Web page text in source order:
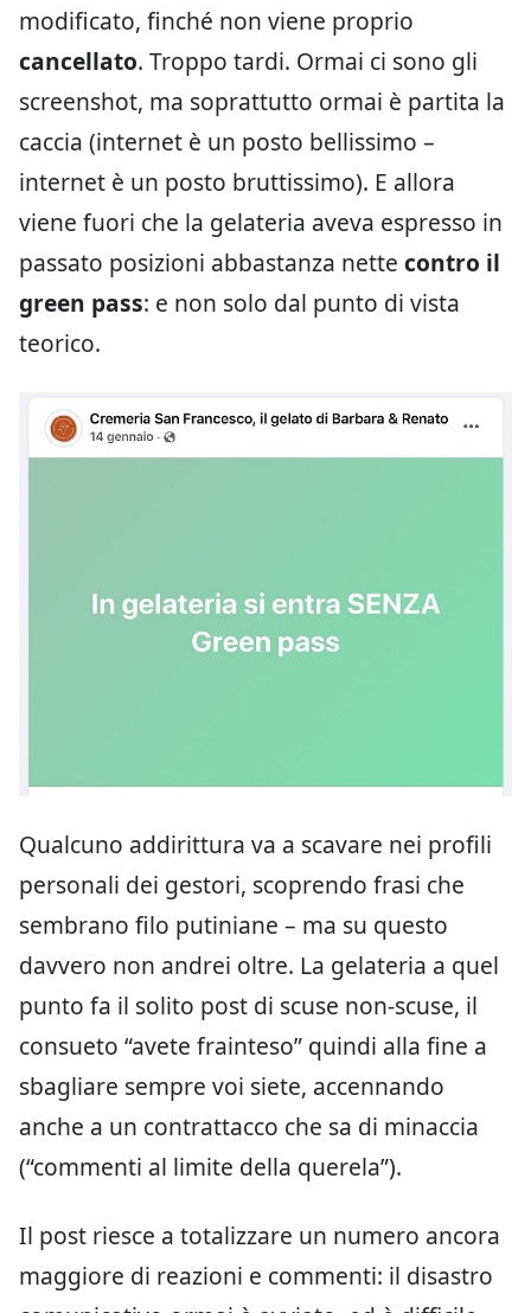
modificato, finché non viene proprio
cancellato. Troppo tardi. Ormai ci sono gli
screenshot, ma soprattutto ormai è partita la
caccia (internet è un posto bellissimo –
internet è un posto bruttissimo). E allora
viene fuori che la gelateria aveva espresso in
passato posizioni abbastanza nette contro il
green pass: e non solo dal punto di vista
teorico.
Qualcuno addirittura va a scavare nei profili
personali dei gestori, scoprendo frasi che
sembrano filo putiniane – ma su questo
davvero non andrei oltre. La gelateria a quel
punto fa il solito post di scuse non-scuse, il
consueto “avete frainteso” quindi alla fine a
sbagliare sempre voi siete, accennando
anche a un contrattacco che sa di minaccia
(“commenti al limite della querela”).
Il post riesce a totalizzare un numero ancora
maggiore di reazioni e commenti: il disastro